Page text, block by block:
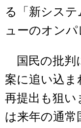
る「新シス
ューのオンパ
国民の批判
案に追い込ま
再提出も狙い
は来年の通常